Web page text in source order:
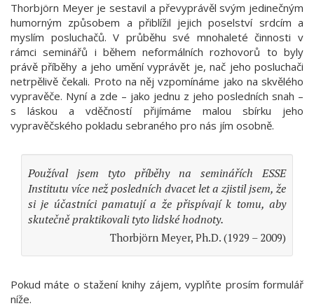
Thorbjörn Meyer je sestavil a převyprávěl svým jedinečným
humorným způsobem a přiblížil jejich poselství srdcím a
myslím posluchačů. V průběhu své mnohaleté činnosti v
rámci seminářů i během neformálních rozhovorů to byly
právě příběhy a jeho umění vyprávět je, nač jeho posluchači
netrpělivě čekali. Proto na něj vzpomínáme jako na skvělého
vypravěče. Nyní a zde – jako jednu z jeho posledních snah –
s láskou a vděčností přijímáme malou sbírku jeho
vypravěčského pokladu sebraného pro nás jím osobně.
Používal jsem tyto příběhy na seminářích ESSE
Institutu více než posledních dvacet let a zjistil jsem, že
si je účastníci pamatují a že přispívají k tomu, aby
skutečně praktikovali tyto lidské hodnoty.
Thorbjörn Meyer, Ph.D. (1929 – 2009)
Pokud máte o stažení knihy zájem, vyplňte prosím formulář
níže.